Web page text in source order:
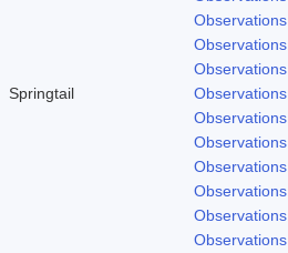
Observations
Observations
Observations
Springtail
Observations
Observations
Observations
Observations
Observations
Observations
Observations